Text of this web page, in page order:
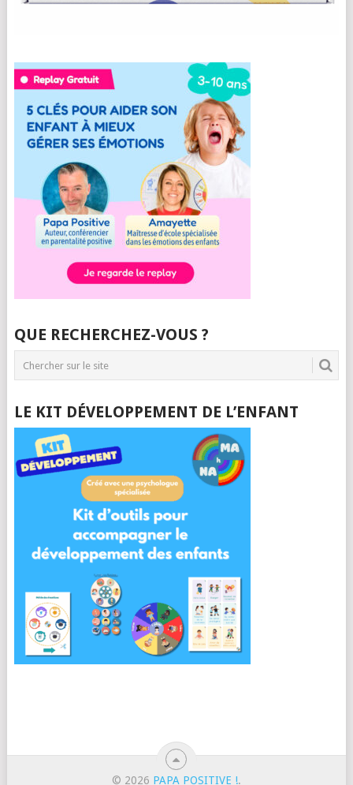
QUE RECHERCHEZ-VOUS ?
LE KIT DÉVELOPPEMENT DE L’ENFANT
© 2026 PAPA POSITIVE !.